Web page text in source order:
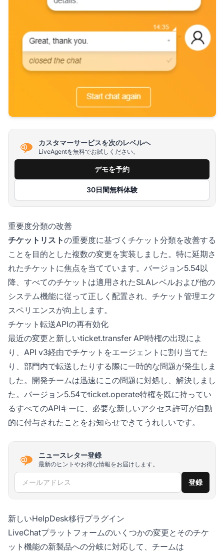
カスタマーサービスを次のレベルへ
LiveAgentを無料でお試しください。
デモを予約
30日間無料体験
重要度分類の改善
チケットリストの重要度に基づくチケット分類を改善する
ことを目的とした複数の変更を実装しました。特に延期さ
れたチケットに焦点を当てています。バージョン5.54以
降、すべてのチケットは適用されたSLAレベルおよび他の
システム機能に従って正しく配置され、チケット管理エク
スペリエンスが向上します。
チケット転送APIの再有効化
最近の変更と新しいticket.transfer API特権の出現によ
り、API v3経由でチケットをエージェントに割り当てた
り、部門内で転送したりする際に一時的な問題が発生しま
した。開発チームは迅速にこの問題に対処し、解決しまし
た。バージョン5.54でticket.operate特権を既に持ってい
るすべてのAPIキーに、必要な新しいアクセス許可が自動
的に付与されたことをお知らせできてうれしいです。
ニュースレター登録
最新のヒントやお得な情報をお届けします。
メールアドレス 登録
新しいHelpDesk移行プラグイン
LiveChatプラットフォームのいくつかの変更とそのチケ
ット機能の新製品への分岐に対応して、チームは